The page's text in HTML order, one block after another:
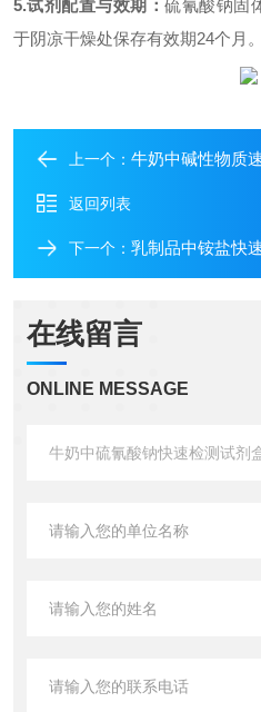
5.试剂配置与效期：硫氰酸钠固
于阴凉干燥处保存有效期24个月
上一个： 牛奶中碱性物质
返回列表
下一个： 乳制品中铵盐快
在线留言
ONLINE MESSAGE